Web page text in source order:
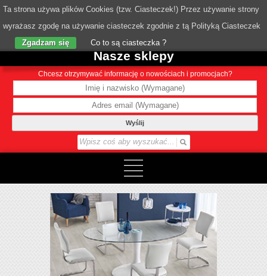
o Nas
Nasze sklepy
Chcesz otrzymywać informację o nowościach i promocjach?
Wyślij
Ta strona używa plików Cookies (tzw. Ciasteczek!) Przez używanie strony
wyrażasz zgodę na używanie ciasteczek zgodnie z tą Polityką Ciasteczek
Zgadzam się
Co to są ciasteczka ?